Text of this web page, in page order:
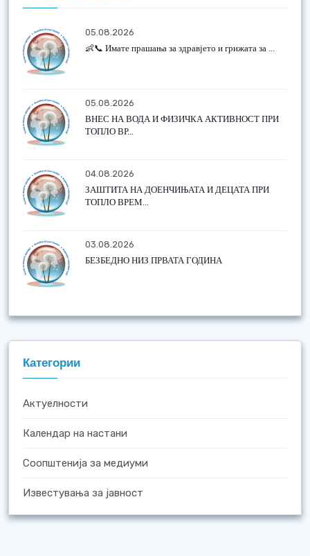
05.08.2026
👶📞 Имате прашања за здравјето и грижата за ...
05.08.2026
ВНЕС НА ВОДА И ФИЗИЧКА АКТИВНОСТ ПРИ
ТОПЛО ВР...
04.08.2026
ЗАШТИТА НА ДОЕНЧИЊАТА И ДЕЦАТА ПРИ
ТОПЛО ВРЕМ...
03.08.2026
БЕЗБЕДНО НИЗ ПРВАТА ГОДИНА
Категории
Актуелности
Календар на настани
Соопштенија за медиуми
Известувања за јавност